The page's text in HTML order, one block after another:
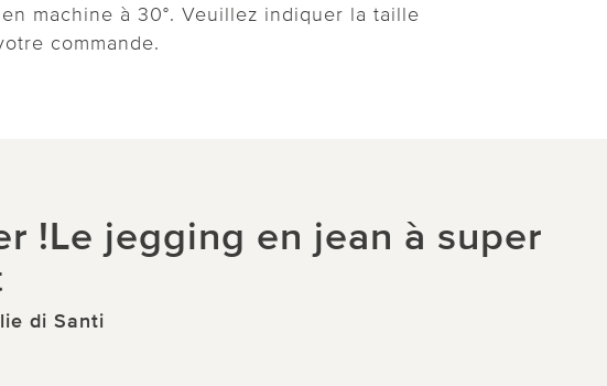
machine à 30°. Veuillez indiquer la taille
commande.
!Le jegging en jean à super
di Santi